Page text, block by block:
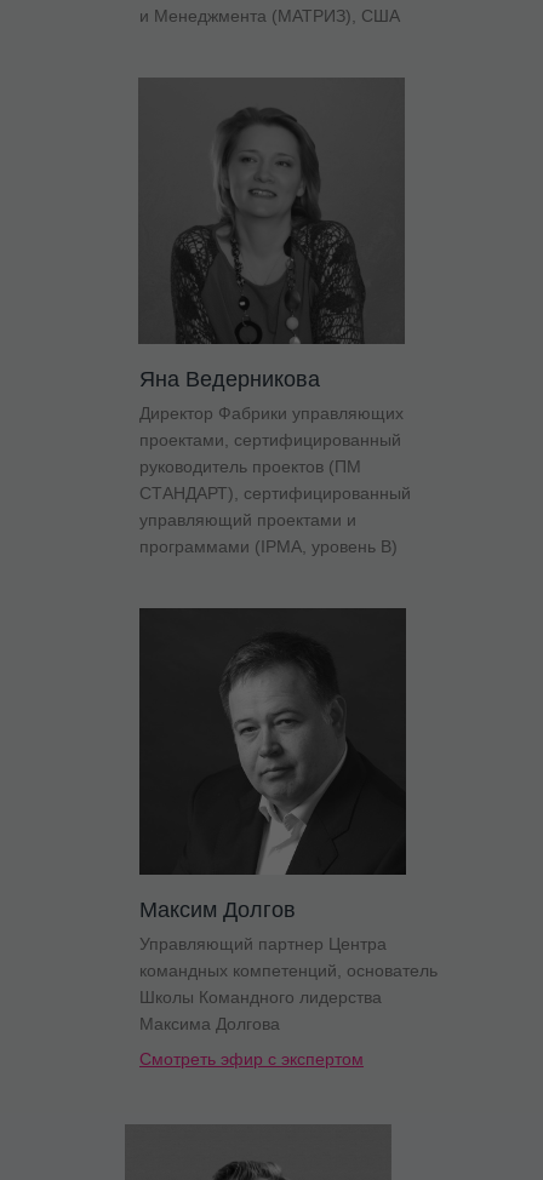
и Менеджмента (МАТРИЗ), США
Управляющий партнер Центра
командных компетенций, основатель
Школы Командного лидерства
Максима Долгова
Максим Долгов
Директор Фабрики управляющих
проектами, сертифицированный
руководитель проектов (ПМ
СТАНДАРТ), сертифицированный
управляющий проектами и
программами (IPMA, уровень В)
Яна Ведерникова
Смотреть эфир с экспертом